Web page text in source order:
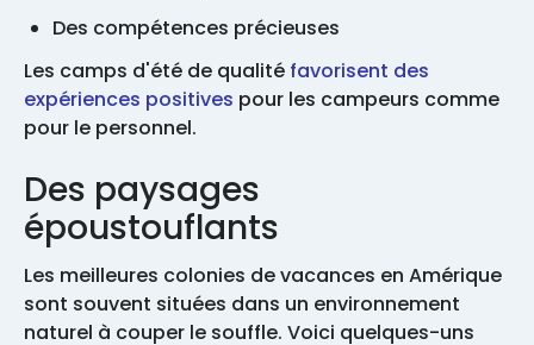
Des compétences précieuses
Les camps d'été de qualité favorisent des
expériences positives pour les campeurs comme
pour le personnel.
Des paysages
époustouflants
Les meilleures colonies de vacances en Amérique
sont souvent situées dans un environnement
naturel à couper le souffle. Voici quelques-uns